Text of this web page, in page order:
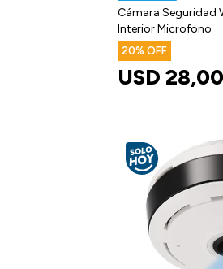
Cámara Seguridad
Interior Microfono
20
USD 28,00